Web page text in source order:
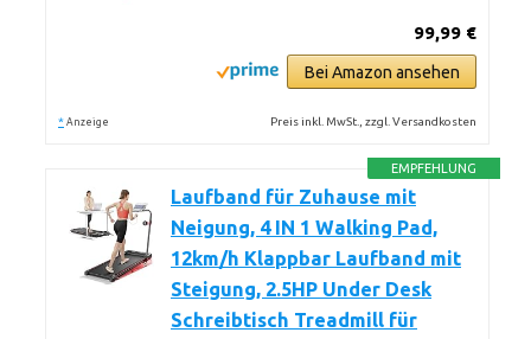
99,99 €
Bei Amazon ansehen
* Anzeige Preis inkl. MwSt., zzgl. Versandkosten
EMPFEHLUNG
Laufband für Zuhause mit
Neigung, 4 IN 1 Walking Pad,
12km/h Klappbar Laufband mit
Steigung, 2.5HP Under Desk
Schreibtisch Treadmill für